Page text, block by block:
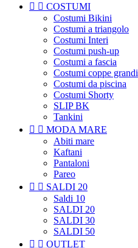
  COSTUMI
Costumi Bikini
Costumi a triangolo
Costumi Interi
Costumi push-up
Costumi a fascia
Costumi coppe grandi
Costumi da piscina
Costumi Shorty
SLIP BK
Tankini
  MODA MARE
Abiti mare
Kaftani
Pantaloni
Pareo
  SALDI 20
Saldi 10
SALDI 20
SALDI 30
SALDI 50
  OUTLET